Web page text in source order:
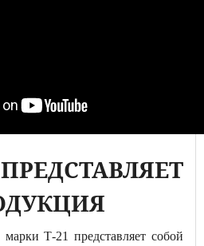
Т-21 представляет собой